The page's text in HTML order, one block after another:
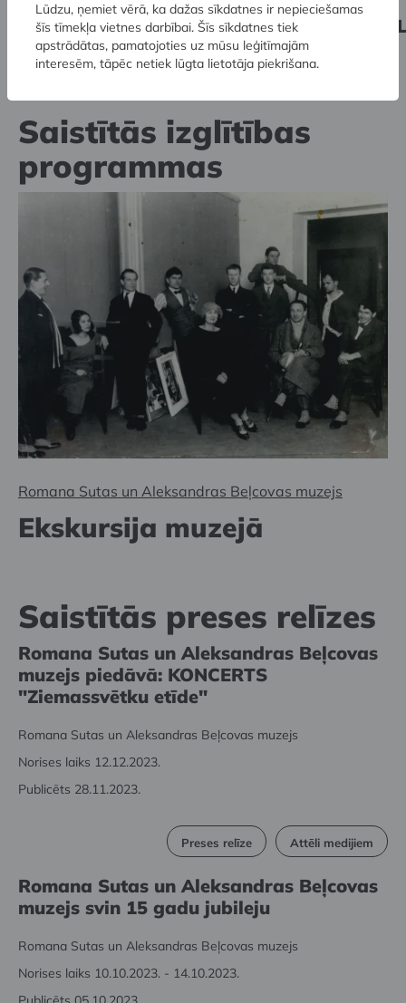
Romana Sutas un Aleksandras Beļcovas
muzejs svin 15 gadu jubileju
Saistītās izglītības
programmas
Romana Sutas un Aleksandras Beļcovas muzejs
Ekskursija muzejā
Saistītās preses relīzes
Romana Sutas un Aleksandras Beļcovas
muzejs piedāvā: KONCERTS
"Ziemassvētku etīde"
Romana Sutas un Aleksandras Beļcovas muzejs
Norises laiks 12.12.2023.
Publicēts 28.11.2023.
Preses relīze Attēli medijiem
Romana Sutas un Aleksandras Beļcovas
muzejs svin 15 gadu jubileju
Romana Sutas un Aleksandras Beļcovas muzejs
Norises laiks 10.10.2023. - 14.10.2023.
Lūdzu, ņemiet vērā, ka dažas sīkdatnes ir nepieciešamas
šīs tīmekļa vietnes darbībai. Šīs sīkdatnes tiek
apstrādātas, pamatojoties uz mūsu leģitīmajām
interesēm, tāpēc netiek lūgta lietotāja piekrišana.